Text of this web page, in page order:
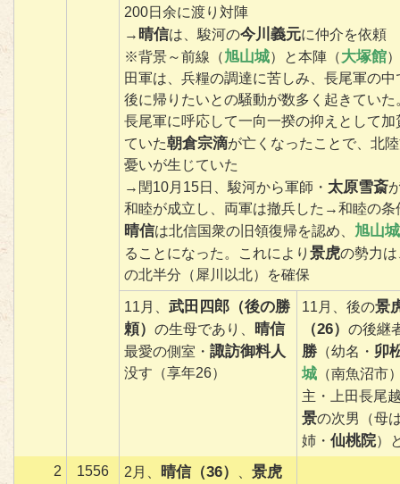
200日余に渡り対陣
→ 晴信は、駿河の今川義元に仲介を依頼
※背景～前線（旭山城）と本陣（大塚館
田軍は、兵糧の調達に苦しみ、長尾軍の中
後に帰りたいとの騒動が数多く起きていた
長尾軍に呼応して一向一揆の抑えとして加
ていた朝倉宗滴が亡くなったことで、北
憂いが生じていた
→閏10月15日、駿河から軍師・ 太原雪斎
和睦が成立し、両軍は撤兵した→和睦の条
晴信は北信国衆の旧領復帰を認め、 旭山城
ることになった。これにより 景虎の勢力
の北半分（犀川以北）を確保
11月、 武田四郎（後の勝
頼） の生母であり、 晴信
最愛の側室・ 諏訪御料人
没す（享年26）
11月、後の景
（26） の後継
勝 （幼名・ 卯
城 （南魚沼市
主・上田長尾
景の次男（母
姉・ 仙桃院）
2
1556 2月、 晴信（36） 景虎